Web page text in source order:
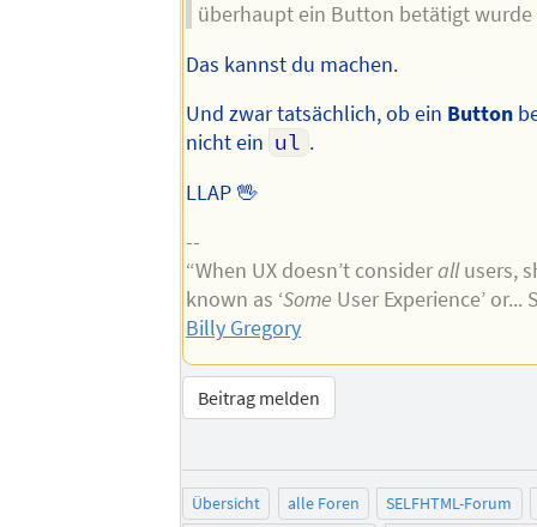
überhaupt ein Button betätigt wurde
Das kannst du machen.
Und zwar tatsächlich, ob ein Button
nicht ein ul .
LLAP 🖖
--
“When UX doesn’t considerallusers,
known as ‘Some User Experience’ or...
Billy Gregory
Beitrag melden
Übersicht alle Foren
SELFHTML-Forum